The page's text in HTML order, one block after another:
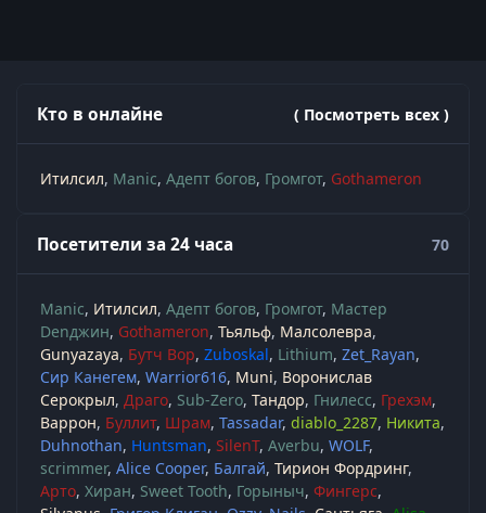
Кто в онлайне ( Посмотреть всех )
Итилсил Manic Адепт богов Громгот Gothameron
Посетители за 24 часа 70
Manic Итилсил Адепт богов Громгот Мастер
Denджин Gothameron Тьяльф Малсолевра
Gunyazaya Бутч Вор Zuboskal Lithium Zet_Rayan
Сир Канегем Warrior616 Muni Воронислав
Серокрыл Драго Sub-Zero Тандор Гнилесс Грехэм
Варрон Буллит Шрам Tassadar diablo_2287 Никита
Duhnothan Huntsman SilenT Averbu WOLF
scrimmer Alice Cooper Балгай Тирион Фордринг
Арто Хиран Sweet Tooth Горыныч Фингерс